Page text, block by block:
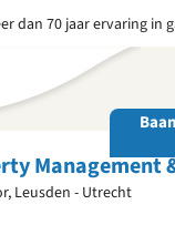
dan 70 jaar ervaring in
Onvergetelijk voor jong en
Management
Leusden - Utrecht